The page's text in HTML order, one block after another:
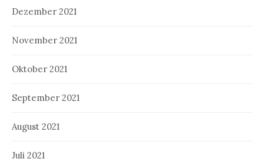
Dezember 2021
November 2021
Oktober 2021
September 2021
August 2021
Juli 2021